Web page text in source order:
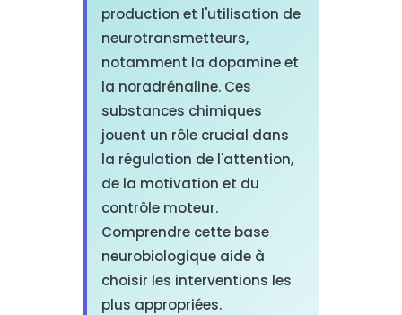
production et l'utilisation de
neurotransmetteurs,
notamment la dopamine et
la noradrénaline. Ces
substances chimiques
jouent un rôle crucial dans
la régulation de l'attention,
de la motivation et du
contrôle moteur.
Comprendre cette base
neurobiologique aide à
choisir les interventions les
plus appropriées.